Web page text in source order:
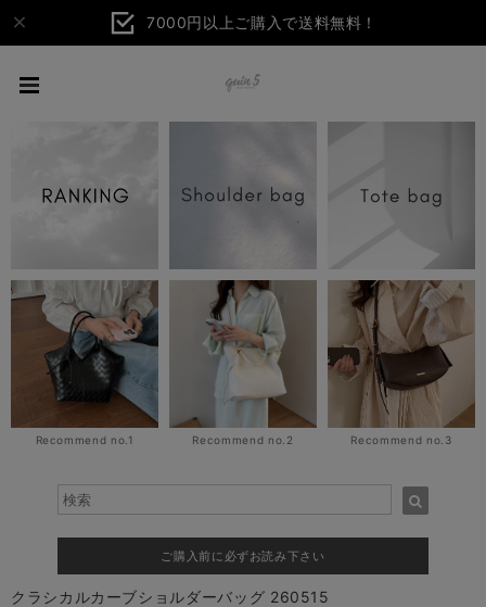
7000円以上ご購入で送料無料！
Recommend no.1 Recommend no.2 Recommend no.3
ご購入前に必ずお読み下さい
クラシカルカーブショルダーバッグ 260515